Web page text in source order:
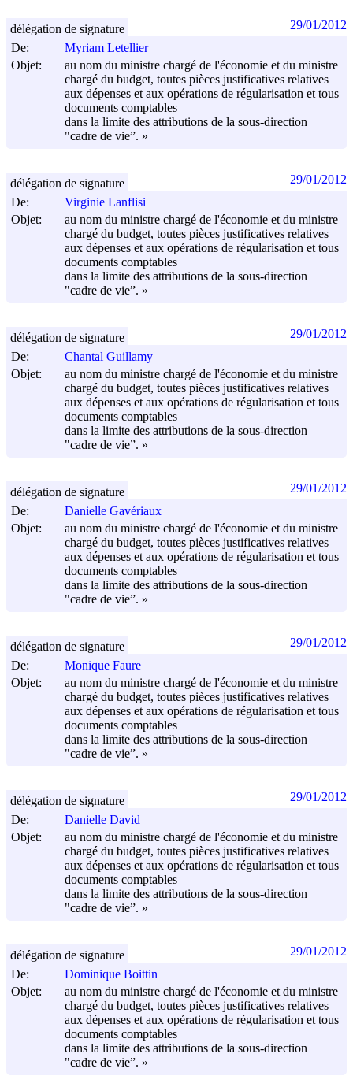
De:
Myriam Letellier
Objet:
au nom du ministre chargé de l'économie et du ministre
chargé du budget, toutes pièces justificatives relatives
aux dépenses et aux opérations de régularisation et tous
documents comptables
dans la limite des attributions de la sous-direction
"cadre de vie”. »
délégation de signature 29/01/2012
De:
Virginie Lanflisi
Objet:
au nom du ministre chargé de l'économie et du ministre
chargé du budget, toutes pièces justificatives relatives
aux dépenses et aux opérations de régularisation et tous
documents comptables
dans la limite des attributions de la sous-direction
"cadre de vie”. »
délégation de signature 29/01/2012
De:
Chantal Guillamy
Objet:
au nom du ministre chargé de l'économie et du ministre
chargé du budget, toutes pièces justificatives relatives
aux dépenses et aux opérations de régularisation et tous
documents comptables
dans la limite des attributions de la sous-direction
"cadre de vie”. »
délégation de signature 29/01/2012
De:
Danielle Gavériaux
Objet:
au nom du ministre chargé de l'économie et du ministre
chargé du budget, toutes pièces justificatives relatives
aux dépenses et aux opérations de régularisation et tous
documents comptables
dans la limite des attributions de la sous-direction
"cadre de vie”. »
délégation de signature 29/01/2012
De:
Monique Faure
Objet:
au nom du ministre chargé de l'économie et du ministre
chargé du budget, toutes pièces justificatives relatives
aux dépenses et aux opérations de régularisation et tous
documents comptables
dans la limite des attributions de la sous-direction
"cadre de vie”. »
délégation de signature 29/01/2012
De:
Danielle David
Objet:
au nom du ministre chargé de l'économie et du ministre
chargé du budget, toutes pièces justificatives relatives
aux dépenses et aux opérations de régularisation et tous
documents comptables
dans la limite des attributions de la sous-direction
"cadre de vie”. »
délégation de signature 29/01/2012
De:
Dominique Boittin
Objet:
au nom du ministre chargé de l'économie et du ministre
chargé du budget, toutes pièces justificatives relatives
aux dépenses et aux opérations de régularisation et tous
documents comptables
dans la limite des attributions de la sous-direction
"cadre de vie”. »
délégation de signature 29/01/2012